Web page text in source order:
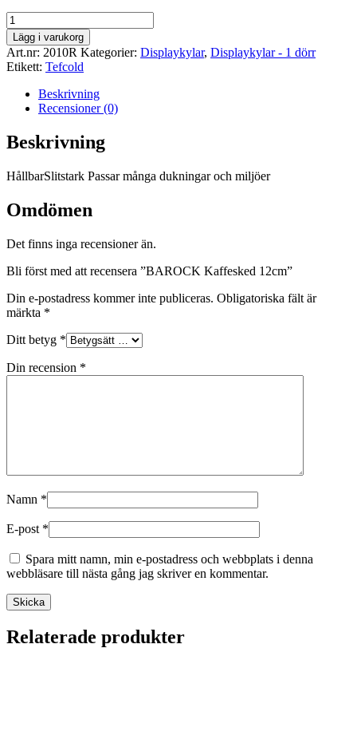
BAROCK
Kaffesked
12cm
mängd
Lägg i varukorg
Art.nr: 2010R Kategorier: Displaykylar, Displaykylar - 1 dörr
Etikett: Tefcold
Beskrivning
Recensioner (0)
Beskrivning
HållbarSlitstark Passar många dukningar och miljöer
Omdömen
Det finns inga recensioner än.
Bli först med att recensera ”BAROCK Kaffesked 12cm”
Din e-postadress kommer inte publiceras. Obligatoriska fält är
märkta *
Ditt betyg *
Din recension *
Namn *
E-post *
Spara mitt namn, min e-postadress och webbplats i denna
webbläsare till nästa gång jag skriver en kommentar.
Relaterade produkter